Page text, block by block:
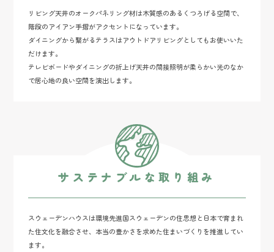
リビング天井のオークパネリング材は木質感のあるくつろげる空間で、
階段のアイアン手摺がアクセントになっています。
ダイニングから繋がるテラスはアウトドアリビングとしてもお使いいた
だけます。
テレビボードやダイニングの折上げ天井の間接照明が柔らかい光のなか
で居心地の良い空間を演出します。
サステナブルな取り組み
スウェーデンハウスは環境先進国スウェーデンの住思想と日本で育まれ
た住文化を融合させ、本当の豊かさを求めた住まいづくりを推進してい
ます。